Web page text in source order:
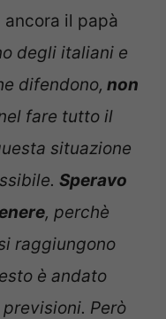
ancora il papà
degli italiani e
difendono, non
fare tutto il
situazione
Speravo
, perchè
raggiungono
è andato
Però